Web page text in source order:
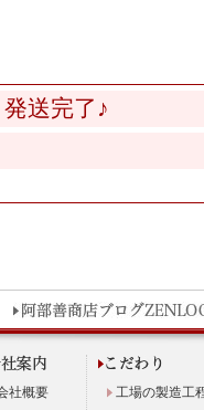
発送完了♪
社概要
工場の製造工